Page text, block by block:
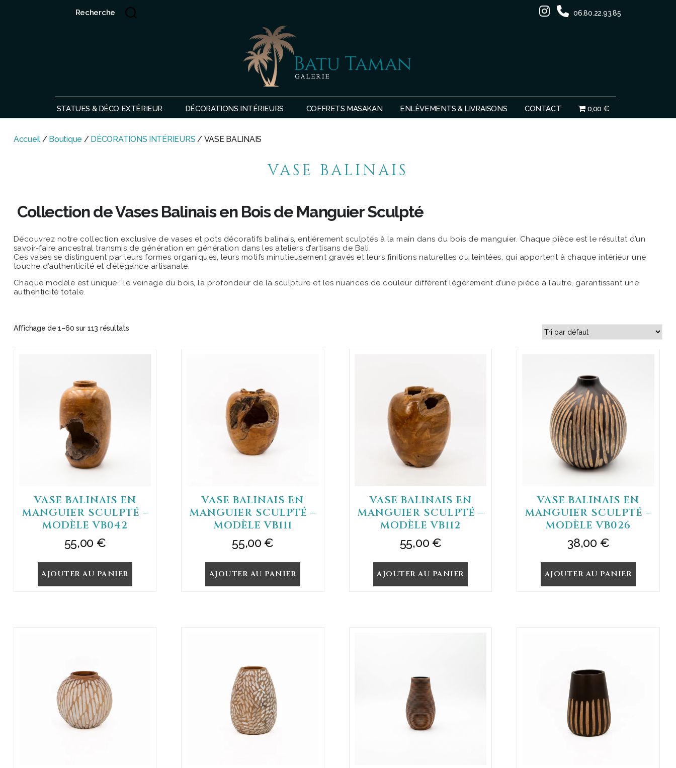
Showroom de Bali, décorations extérieurs et intérieurs
Recherche 06.80.22.93.85
BATU
TAMAN
STATUES & DÉCO EXTÉRIEUR DÉCORATIONS INTÉRIEURS COFFRETS MASAKAN ENLÈVEMENTS & LIVRAISONS CONTACT 0,00 €
Accueil / Boutique / DÉCORATIONS INTÉRIEURS / VASE BALINAIS
VASE BALINAIS
Collection de Vases Balinais en Bois de Manguier Sculpté
Découvrez notre collection exclusive de vases et pots décoratifs balinais, entièrement sculptés à la main dans du bois de manguier. Chaque pièce est le résultat d’un
savoir-faire ancestral transmis de génération en génération dans les ateliers d’artisans de Bali.
Ces vases se distinguent par leurs formes organiques, leurs motifs minutieusement gravés et leurs finitions naturelles ou teintées, qui apportent à chaque intérieur une
touche d’authenticité et d’élégance artisanale.
Chaque modèle est unique : le veinage du bois, la profondeur de la sculpture et les nuances de couleur diffèrent légèrement d’une pièce à l’autre, garantissant une
authenticité totale.
Affichage de 1–60 sur 113 résultats
VASE BALINAIS EN
MANGUIER SCULPTÉ –
MODÈLE VB042
55,00 €
AJOUTER AU PANIER
VASE BALINAIS EN
MANGUIER SCULPTÉ –
MODÈLE VB111
55,00€
AJOUTER AU PANIER
VASE BALINAIS EN
MANGUIER SCULPTÉ –
MODÈLE VB112
55,00€
AJOUTER AU PANIER
VASE BALINAIS EN
MANGUIER SCULPTÉ –
MODÈLE VB026
38,00 €
AJOUTER AU PANIER